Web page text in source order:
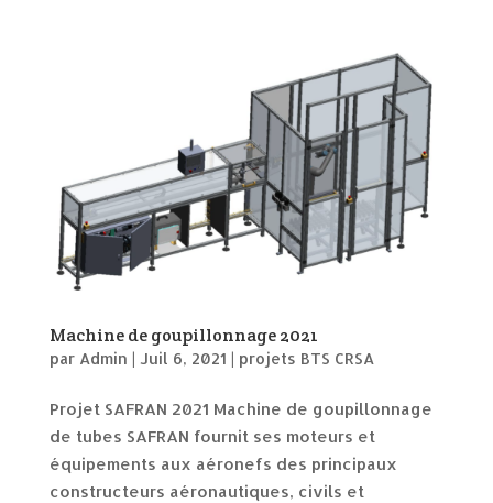
Machine de goupillonnage 2021
par Admin | Juil 6, 2021 | projets BTS CRSA
Projet SAFRAN 2021 Machine de goupillonnage
de tubes SAFRAN fournit ses moteurs et
équipements aux aéronefs des principaux
constructeurs aéronautiques, civils et